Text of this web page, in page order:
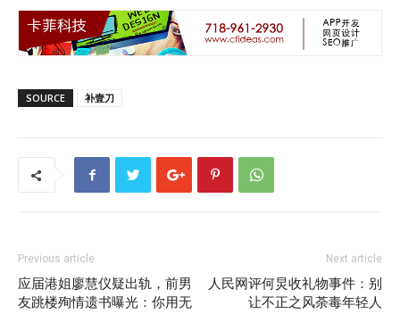
SOURCE 补壹刀
Previous article
应届港姐廖慧仪疑出轨，前男
友跳楼殉情遗书曝光：你用无
Next article
人民网评何炅收礼物事件：别
让不正之风荼毒年轻人